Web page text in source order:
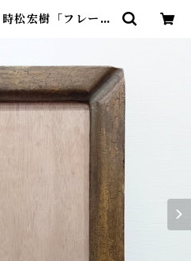
松宏樹「フレーム